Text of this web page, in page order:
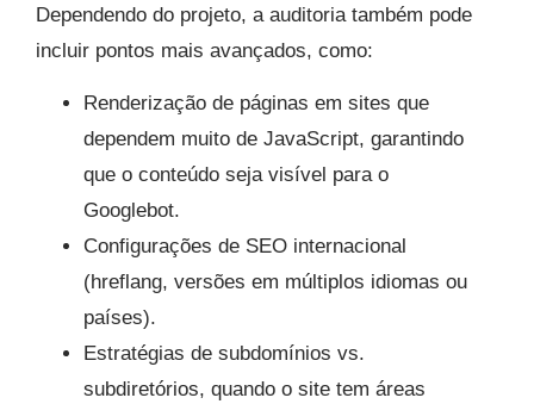
Dependendo do projeto, a auditoria também pode
incluir pontos mais avançados, como:
Renderização de páginas em sites que
dependem muito de JavaScript, garantindo
que o conteúdo seja visível para o
Googlebot.
Configurações de SEO internacional
(hreflang, versões em múltiplos idiomas ou
países).
Estratégias de subdomínios vs.
subdiretórios, quando o site tem áreas